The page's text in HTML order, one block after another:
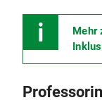
Mehr